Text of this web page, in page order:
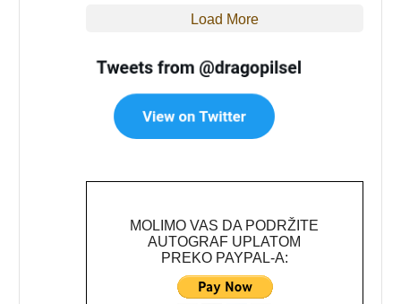
Load More
MOLIMO VAS DA PODRŽITE
AUTOGRAF UPLATOM
PREKO PAYPAL-A: